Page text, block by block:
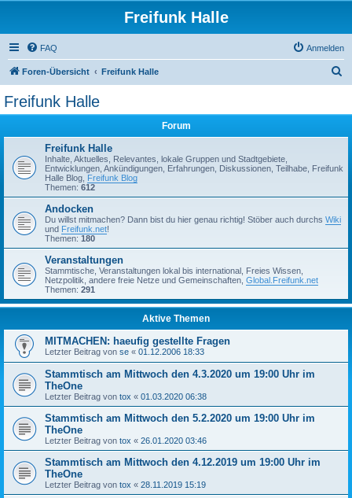
Freifunk Halle
FAQ Anmelden
Foren-Übersicht Freifunk Halle
Freifunk Halle
Forum
Freifunk Halle
Inhalte, Aktuelles, Relevantes, lokale Gruppen und Stadtgebiete,
Entwicklungen, Ankündigungen, Erfahrungen, Diskussionen, Teilhabe, Freifunk
Halle Blog, Freifunk Blog
Themen: 612
Andocken
Du willst mitmachen? Dann bist du hier genau richtig! Stöber auch durchs Wiki
und Freifunk.net!
Themen: 180
Veranstaltungen
Stammtische, Veranstaltungen lokal bis international, Freies Wissen,
Netzpolitik, andere freie Netze und Gemeinschaften, Global.Freifunk.net
Themen: 291
Aktive Themen
MITMACHEN: haeufig gestellte Fragen
Letzter Beitrag von se « 01.12.2006 18:33
Stammtisch am Mittwoch den 4.3.2020 um 19:00 Uhr im
TheOne
Letzter Beitrag von tox « 01.03.2020 06:38
Stammtisch am Mittwoch den 5.2.2020 um 19:00 Uhr im
TheOne
Letzter Beitrag von tox « 26.01.2020 03:46
Stammtisch am Mittwoch den 4.12.2019 um 19:00 Uhr im
TheOne
Letzter Beitrag von tox « 28.11.2019 15:19